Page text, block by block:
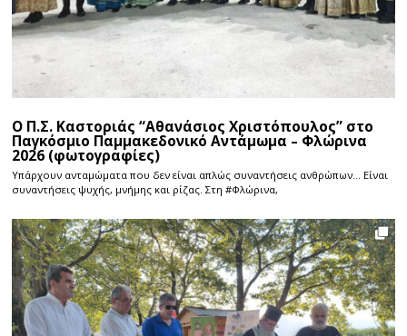
Ο Π.Σ. Καστοριάς “Αθανάσιος Χριστόπουλος” στο
Παγκόσμιο Παμμακεδονικό Αντάμωμα – Φλώρινα
2026 (φωτογραφίες)
Υπάρχουν ανταμώματα που δεν είναι απλώς συναντήσεις ανθρώπων… Είναι
συναντήσεις ψυχής, μνήμης και ρίζας. Στη #Φλώρινα,